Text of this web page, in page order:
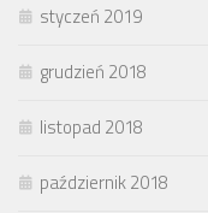
styczeń 2019
grudzień 2018
listopad 2018
październik 2018